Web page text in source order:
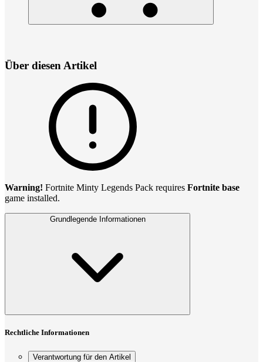
Über diesen Artikel
Warning! Fortnite Minty Legends Pack requires Fortnite base
game installed.
Grundlegende Informationen
Rechtliche Informationen
Verantwortung für den Artikel